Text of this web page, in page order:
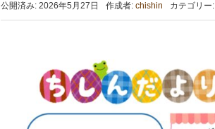
公開済み: 2026年5月27日 作成者: chishin カテゴリー: